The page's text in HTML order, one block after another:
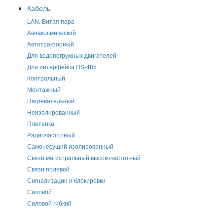
Кабель
LAN. Витая пара
Авиакосмический
Автотракторный
Для водопогружных двигателей
Для интерфейса RS-485
Контрольный
Монтажный
Нагревательный
Неизолированный
Плетенка
Радиочастотный
Самонесущий изолированный
Связи магистральный высокочастотный
Связи полевой
Сигнализации и блокировки
Силовой
Силовой гибкий